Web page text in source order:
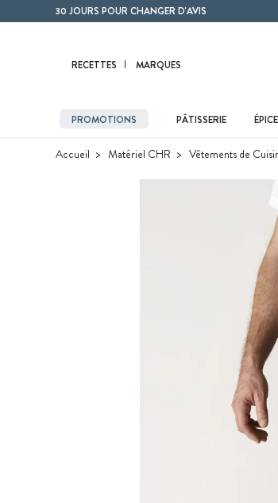
Contenu principal30 JOURS POUR CHANGER D'AVIS
RECETTES MARQUES
PROMOTIONS PÂTISSERIE
Accueil Matériel CHR Vêtements de